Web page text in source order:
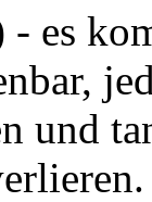
es
und